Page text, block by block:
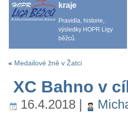
kraje
Pravidla, historie,
výsledky HOPR Ligy
běžců.
« Medailové žně v Žatci
XC Bahno v
16.4.2018 |